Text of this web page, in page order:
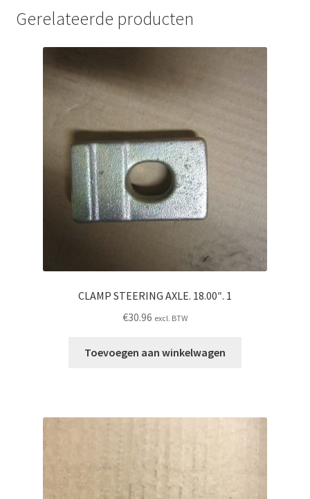
Gerelateerde producten
CLAMP STEERING AXLE. 18.00″. 1
€30.96 excl. BTW
Toevoegen aan winkelwagen